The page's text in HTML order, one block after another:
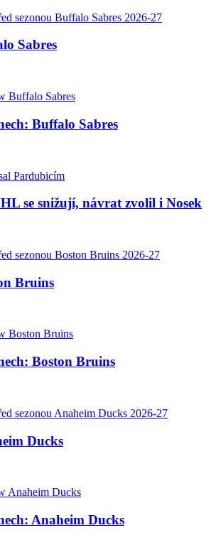
Sabres
Buffalo Sabres
se snižují, návrat zvolil i Nosek
Bruins
Boston Bruins
Ducks
Anaheim Ducks